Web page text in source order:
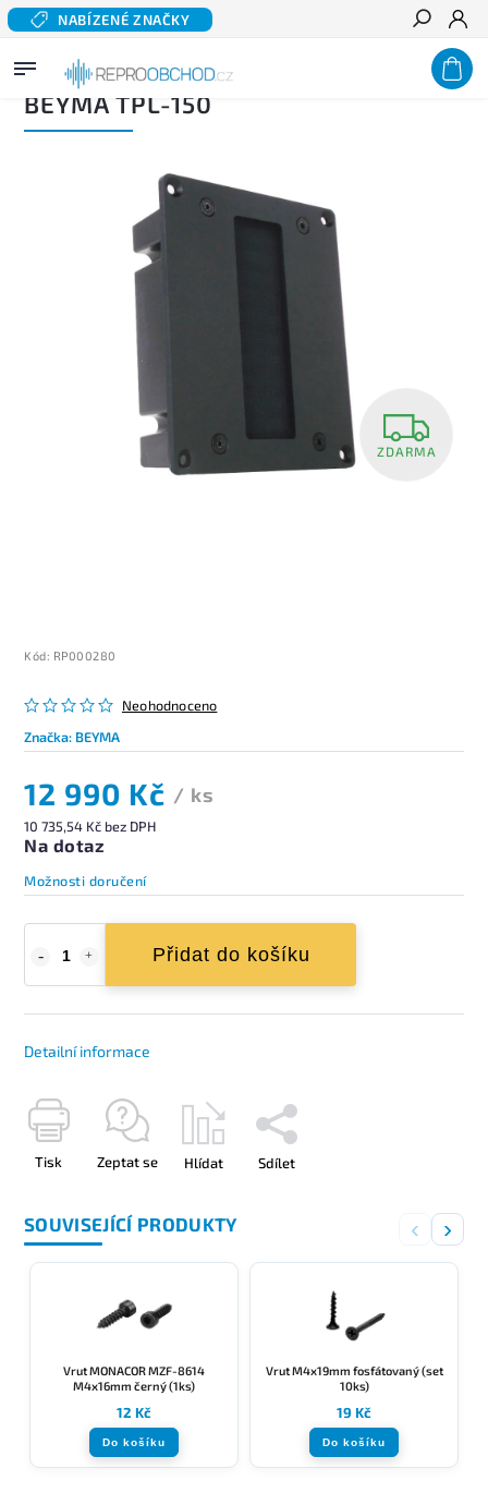
NABÍZENÉ ZNAČKY
Hledat
Domů/ Profi audio/Reproduktory PA/ Tweetery a Piezzo
BEYMA TPL-150
ZDARMA
Kód: RP000280
Neohodnoceno
Značka: BEYMA
12 990 Kč / ks
10 735,54 Kč bez DPH
Na dotaz
Možnosti doručení
Přidat do košíku
Detailní informace
Tisk Zeptat se Hlídat Sdílet
SOUVISEJÍCÍ PRODUKTY ‹ ›
Vrut MONACOR MZF-8614
M4x16mm černý (1ks)
12 Kč
Do košíku
Vrut M4x19mm fosfátovaný (set
10ks)
19 Kč
Do košíku